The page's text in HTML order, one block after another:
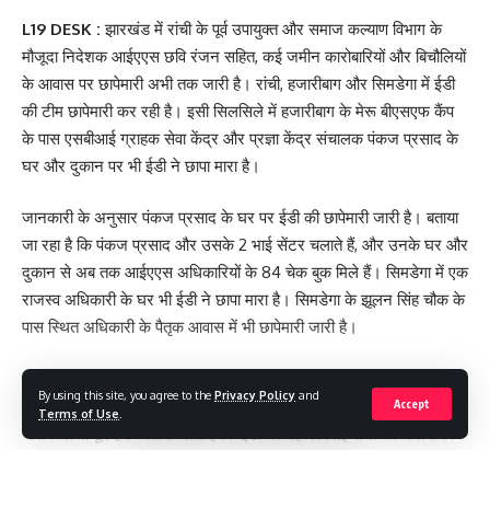
By using this site, you agree to the Privacy Policy and
Terms of Use
Accept
L19 DESK : झारखंड में रांची के पूर्व उपायुक्त और समाज कल्याण विभाग के
मौजूदा निदेशक आईएएस छवि रंजन सहित, कई जमीन कारोबारियों और बिचौलियों
के आवास पर छापेमारी अभी तक जारी है। रांची, हजारीबाग और सिमडेगा में ईडी
की टीम छापेमारी कर रही है। इसी सिलसिले में हजारीबाग के मेरू बीएसएफ कैंप
के पास एसबीआई ग्राहक सेवा केंद्र और प्रज्ञा केंद्र संचालक पंकज प्रसाद के
घर और दुकान पर भी ईडी ने छापा मारा है।
जानकारी के अनुसार पंकज प्रसाद के घर पर ईडी की छापेमारी जारी है। बताया
जा रहा है कि पंकज प्रसाद और उसके 2 भाई सेंटर चलाते हैं, और उनके घर और
दुकान से अब तक आईएएस अधिकारियों के 84 चेक बुक मिले हैं। सिमडेगा में एक
राजस्व अधिकारी के घर भी ईडी ने छापा मारा है। सिमडेगा के झूलन सिंह चौक के
पास स्थित अधिकारी के पैतृक आवास में भी छापेमारी जारी है।
बरियातू स्थित अफसर अली के घर पर भी ईडी ने छापा मारा है। अफसर अली
रिम्स के रेडियोलॉजी विभाग का कर्मी है। ईडी के साथ केंद्रीय रिजर्व पुलिस बल के
जवान भी मौजूद हैं। बताया जाता है कि ईडी की यह कार्रवाई सेना की जमीन को